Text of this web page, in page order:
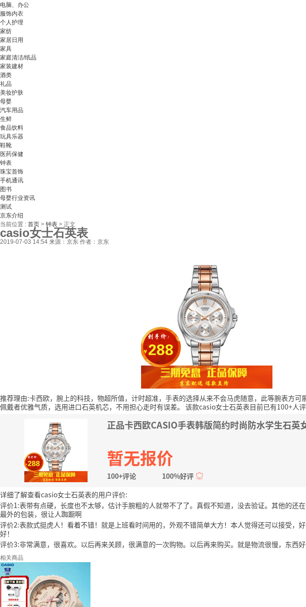
电脑、办公
服饰内衣
个人护理
家纺
家居日用
家具
家庭清洁/纸品
家装建材
酒类
礼品
美妆护肤
母婴
汽车用品
生鲜
食品饮料
玩具乐器
鞋靴
医药保健
钟表
珠宝首饰
手机通讯
图书
母婴行业资讯
测试
京东介绍
当前位置 : 首页 > 钟表 > 正文
casio女士石英表
2019-07-03 14:54 来源：京东 作者：京东
推荐理由:卡西欧，腕上的科技，物超所值，计时超准，手表的选择从来不会马虎随意，此等腕表方可
佩戴者优雅气质，选用进口石英机芯，不用担心走时有误差。 该款casio女士石英表目前已有100+人
正品卡西欧CASIO手表韩版简约时尚防水学生石英
暂无报价
100+评论
100%好评
详细了解查看casio女士石英表的用户评价:
评价1:表带有点硬，长度也不太够，估计手腕粗的人就带不了了。真假不知道，没去验证。其他的还
最外的包装，很让人踟蹰啊
评价2:表款式挺虎人！看着不错！就是上班看时间用的，外观不错简单大方！本人觉得还可以接受，
好！
评价3:非常满意，很喜欢。以后再来关顾，很满意的一次购物。以后再来购买。就是物流很慢，东西
相关商品